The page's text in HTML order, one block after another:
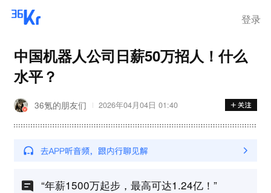
登录
中国机器人公司日薪50万招人！什么
水平？
36氪的朋友们 2026年04月04日 01:40
“年薪1500万起步，最高可达1.24亿！”